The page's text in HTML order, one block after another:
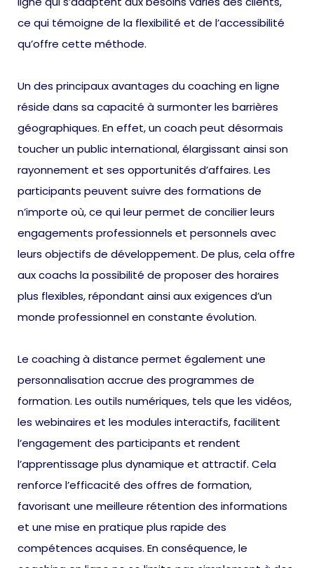
ce qui témoigne de la flexibilité et de l’accessibilité
qu’offre cette méthode.
Un des principaux avantages du coaching en ligne
réside dans sa capacité à surmonter les barrières
géographiques. En effet, un coach peut désormais
toucher un public international, élargissant ainsi son
rayonnement et ses opportunités d’affaires. Les
participants peuvent suivre des formations de
n’importe où, ce qui leur permet de concilier leurs
engagements professionnels et personnels avec
leurs objectifs de développement. De plus, cela offre
aux coachs la possibilité de proposer des horaires
plus flexibles, répondant ainsi aux exigences d’un
monde professionnel en constante évolution.
Le coaching à distance permet également une
personnalisation accrue des programmes de
formation. Les outils numériques, tels que les vidéos,
les webinaires et les modules interactifs, facilitent
l’engagement des participants et rendent
l’apprentissage plus dynamique et attractif. Cela
renforce l’efficacité des offres de formation,
favorisant une meilleure rétention des informations
et une mise en pratique plus rapide des
compétences acquises. En conséquence, le